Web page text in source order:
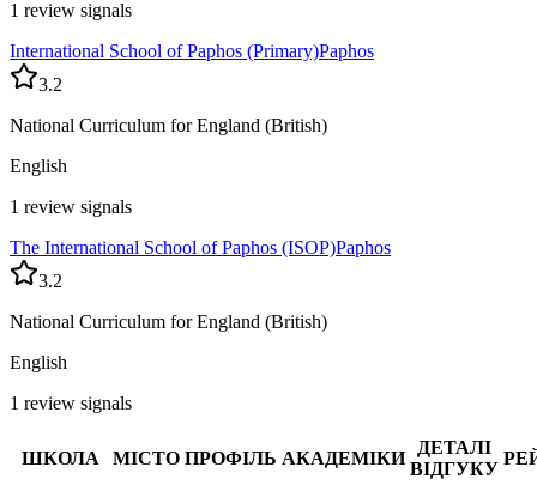
1 review signals
International School of Paphos (Primary)Paphos
3.2
National Curriculum for England (British)
English
1 review signals
The International School of Paphos (ISOP)Paphos
3.2
National Curriculum for England (British)
English
1 review signals
ШКОЛА МІСТО ПРОФІЛЬ АКАДЕМІКИ
ДЕТАЛІ
ВІДГУКУ